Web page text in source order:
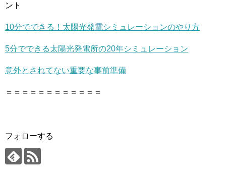
ント
10分でできる！太陽光発電シミュレーションのやり方
5分でできる太陽光発電所の20年シミュレーション
意外とされてない重要な事前準備
＝＝＝＝＝＝＝＝＝＝＝＝
フォローする